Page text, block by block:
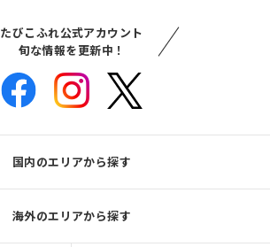
たびこふれ公式アカウント
旬な情報を更新中！
国内のエリアから探す
海外のエリアから探す